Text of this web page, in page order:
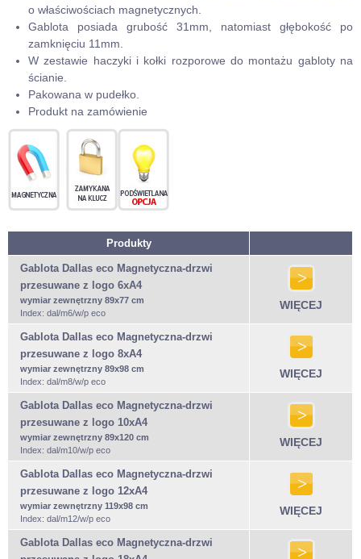
o właściwościach magnetycznych.
Gablota posiada grubość 31mm, natomiast głębokość po
zamknięciu 11mm.
W zestawie haczyki i kołki rozporowe do montażu gabloty na
ścianie.
Pakowana w pudełko.
Produkt na zamówienie
Produkty
Gablota Dallas eco Magnetyczna-drzwi
przesuwane z logo 6xA4
wymiar zewnętrzny 89x77 cm
Index: dal/m6/w/p eco
WIĘCEJ
Gablota Dallas eco Magnetyczna-drzwi
przesuwane z logo 8xA4
wymiar zewnętrzny 89x98 cm
Index: dal/m8/w/p eco
WIĘCEJ
Gablota Dallas eco Magnetyczna-drzwi
przesuwane z logo 10xA4
wymiar zewnętrzny 89x120 cm
Index: dal/m10/w/p eco
WIĘCEJ
Gablota Dallas eco Magnetyczna-drzwi
przesuwane z logo 12xA4
wymiar zewnętrzny 119x98 cm
Index: dal/m12/w/p eco
WIĘCEJ
Gablota Dallas eco Magnetyczna-drzwi